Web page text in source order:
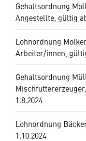
Gehaltsordnung
Angestellte, gültig
Lohnordnung
Arbeiter/innen,
Gehaltsordnung
1.8.2024
Lohnordnung
1.10.2024